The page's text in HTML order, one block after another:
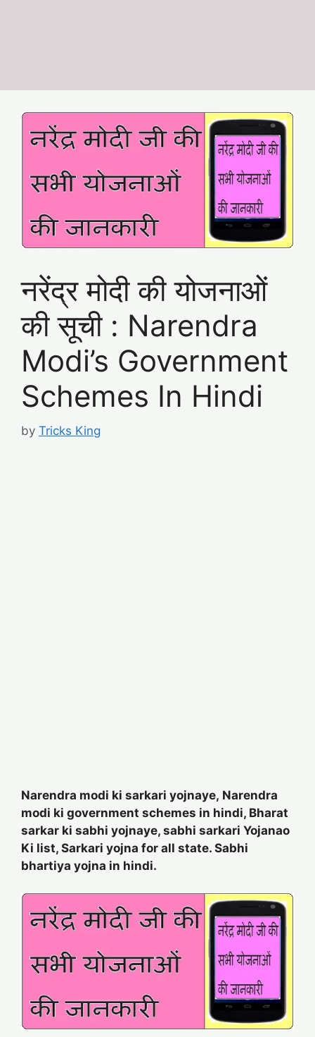
नरेंद्र मोदी की योजनाओं
की सूची : Narendra
Modi’s Government
Schemes In Hindi
by Tricks King
Narendra modi ki sarkari yojnaye, Narendra
modi ki government schemes in hindi, Bharat
sarkar ki sabhi yojnaye, sabhi sarkari Yojanao
Ki list, Sarkari yojna for all state. Sabhi
bhartiya yojna in hindi.